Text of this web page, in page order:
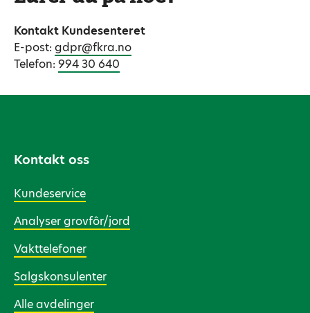
Kontakt Kundesenteret
E-post: gdpr@fkra.no
Telefon: 994 30 640
Kontakt oss
Kundeservice
Analyser grovfôr/jord
Vakttelefoner
Salgskonsulenter
Alle avdelinger